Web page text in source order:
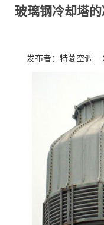
玻璃钢冷却塔
发布者：特菱空调